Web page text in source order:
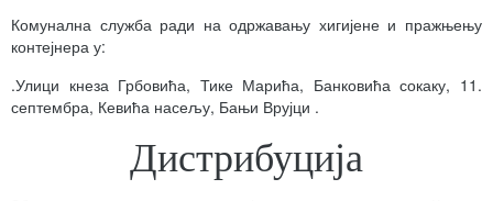
Комунална служба ради на одржавању хигијене и пражњењу
контејнера у:
.Улици кнеза Грбовића, Тике Марића, Банковића сокаку, 11.
септембра, Кевића насељу, Бањи Врујци .
Дистрибуција